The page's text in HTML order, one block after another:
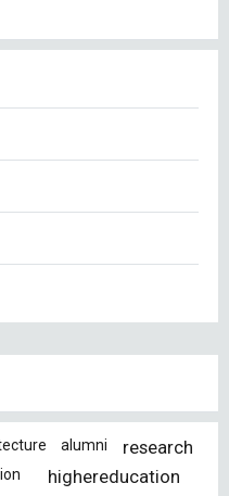
alumni research
highereducation